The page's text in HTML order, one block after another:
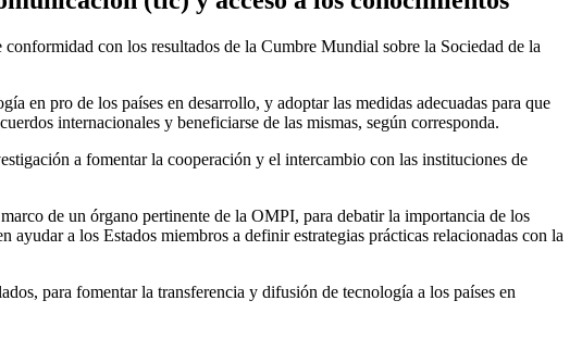
con los resultados de la Cumbre Mundial sobre la Sociedad de la
en pro de los países en desarrollo, y adoptar las medidas adecuadas para que
internacionales y beneficiarse de las mismas, según corresponda.
a fomentar la cooperación y el intercambio con las instituciones de
de un órgano pertinente de la OMPI, para debatir la importancia de los
a los Estados miembros a definir estrategias prácticas relacionadas con la
para fomentar la transferencia y difusión de tecnología a los países en